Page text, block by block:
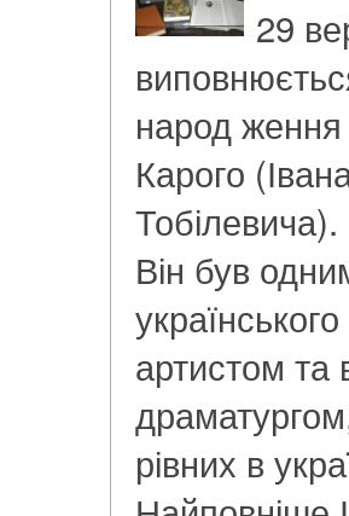
29
народ
Карого
Тобілевича).
Він був
артистом та
рівних в